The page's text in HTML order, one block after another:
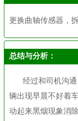
更换曲轴传感器，
总结与分析：
经过和司机沟
辆出现早晨不好着
动起来黑烟现象消